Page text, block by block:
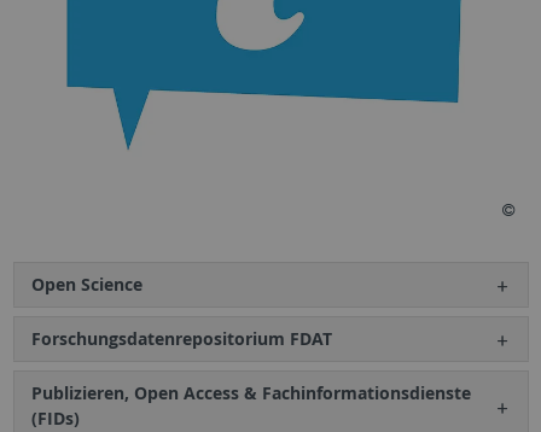
Open Science
Forschungsdatenrepositorium FDAT
Publizieren, Open Access & Fachinformationsdienste
(FIDs)